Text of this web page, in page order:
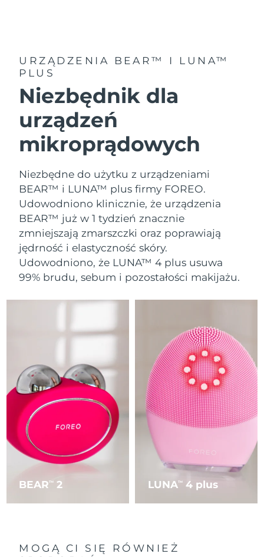
URZĄDZENIA BEAR™ I LUNA™
PLUS
Niezbędnik dla
urządzeń
mikroprądowych
Niezbędne do użytku z urządzeniami
BEAR™ i LUNA™ plus firmy FOREO.
Udowodniono klinicznie, że urządzenia
BEAR™ już w 1 tydzień znacznie
zmniejszają zmarszczki oraz poprawiają
jędrność i elastyczność skóry.
Udowodniono, że LUNA™ 4 plus usuwa
99% brudu, sebum i pozostałości makijażu.
BEARTM 2 LUNATM 4 plus
MOGĄ CI SIĘ RÓWNIEŻ
Słowenia
Oczekiwany czas dostawy
Republika
Południowej Afryki
Oczekiwany czas dostawy
Korea Południowa
Hiszpania
Szwecja
Oczekiwany czas dostawy
Szwajcaria
Oczekiwany czas dostawy
Tajwan
Oczekiwany czas dostawy
8/14/26
Oczekiwany czas dostawy
8/10/26
Zjednoczone Emiraty
Arabskie
Oczekiwany czas dostawy
8/10/26
Wielka Brytania
Oczekiwany czas dostawy
8/9/26
Stany Zjednoczone
Oczekiwany czas dostawy
8/10/26
Oczekiwany czas dostawy